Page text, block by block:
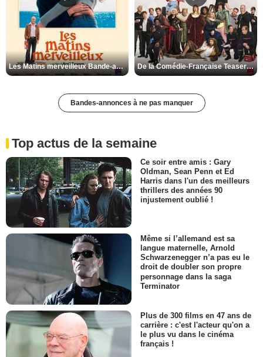
Les Matins merveilleux Bande-annonce VF De la Comédie-Française Teaser VF
Bandes-annonces à ne pas manquer
Top actus de la semaine
Ce soir entre amis : Gary
Oldman, Sean Penn et Ed
Harris dans l'un des meilleurs
thrillers des années 90
injustement oublié !
Même si l’allemand est sa
langue maternelle, Arnold
Schwarzenegger n’a pas eu le
droit de doubler son propre
personnage dans la saga
Terminator
Plus de 300 films en 47 ans de
carrière : c'est l'acteur qu'on a
le plus vu dans le cinéma
français !